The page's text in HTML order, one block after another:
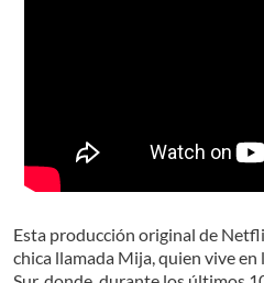
Esta producción original de
chica llamada Mija, quien vive en